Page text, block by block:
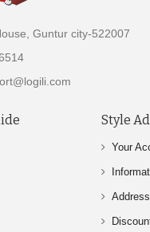
Guntur city-522007
Style
Your